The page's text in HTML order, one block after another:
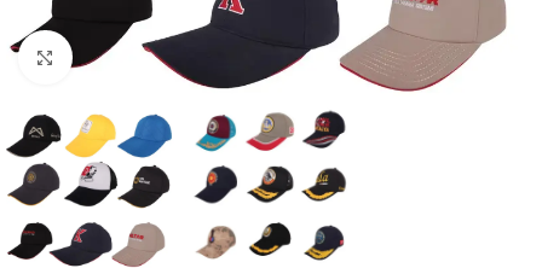
Büyütmek için tıklayın